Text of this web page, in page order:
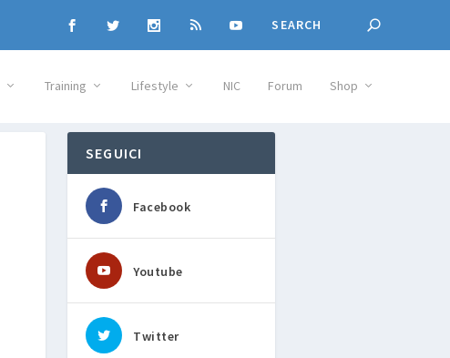
Training Lifestyle NIC Forum Shop
SEGUICI
Facebook
Youtube
Twitter